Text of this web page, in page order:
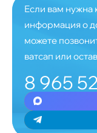
Если вам нужна
информация о
можете
ватсап или
8 965